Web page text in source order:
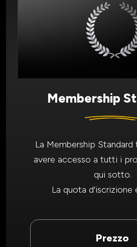
Membership
La Membership
avere accesso a tutti i
qui sotto.
La quota d'iscrizione
Prezzo